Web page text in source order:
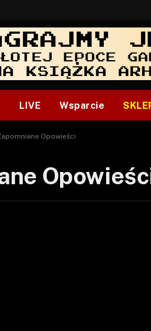
LIVE Wsparcie
Opowieści